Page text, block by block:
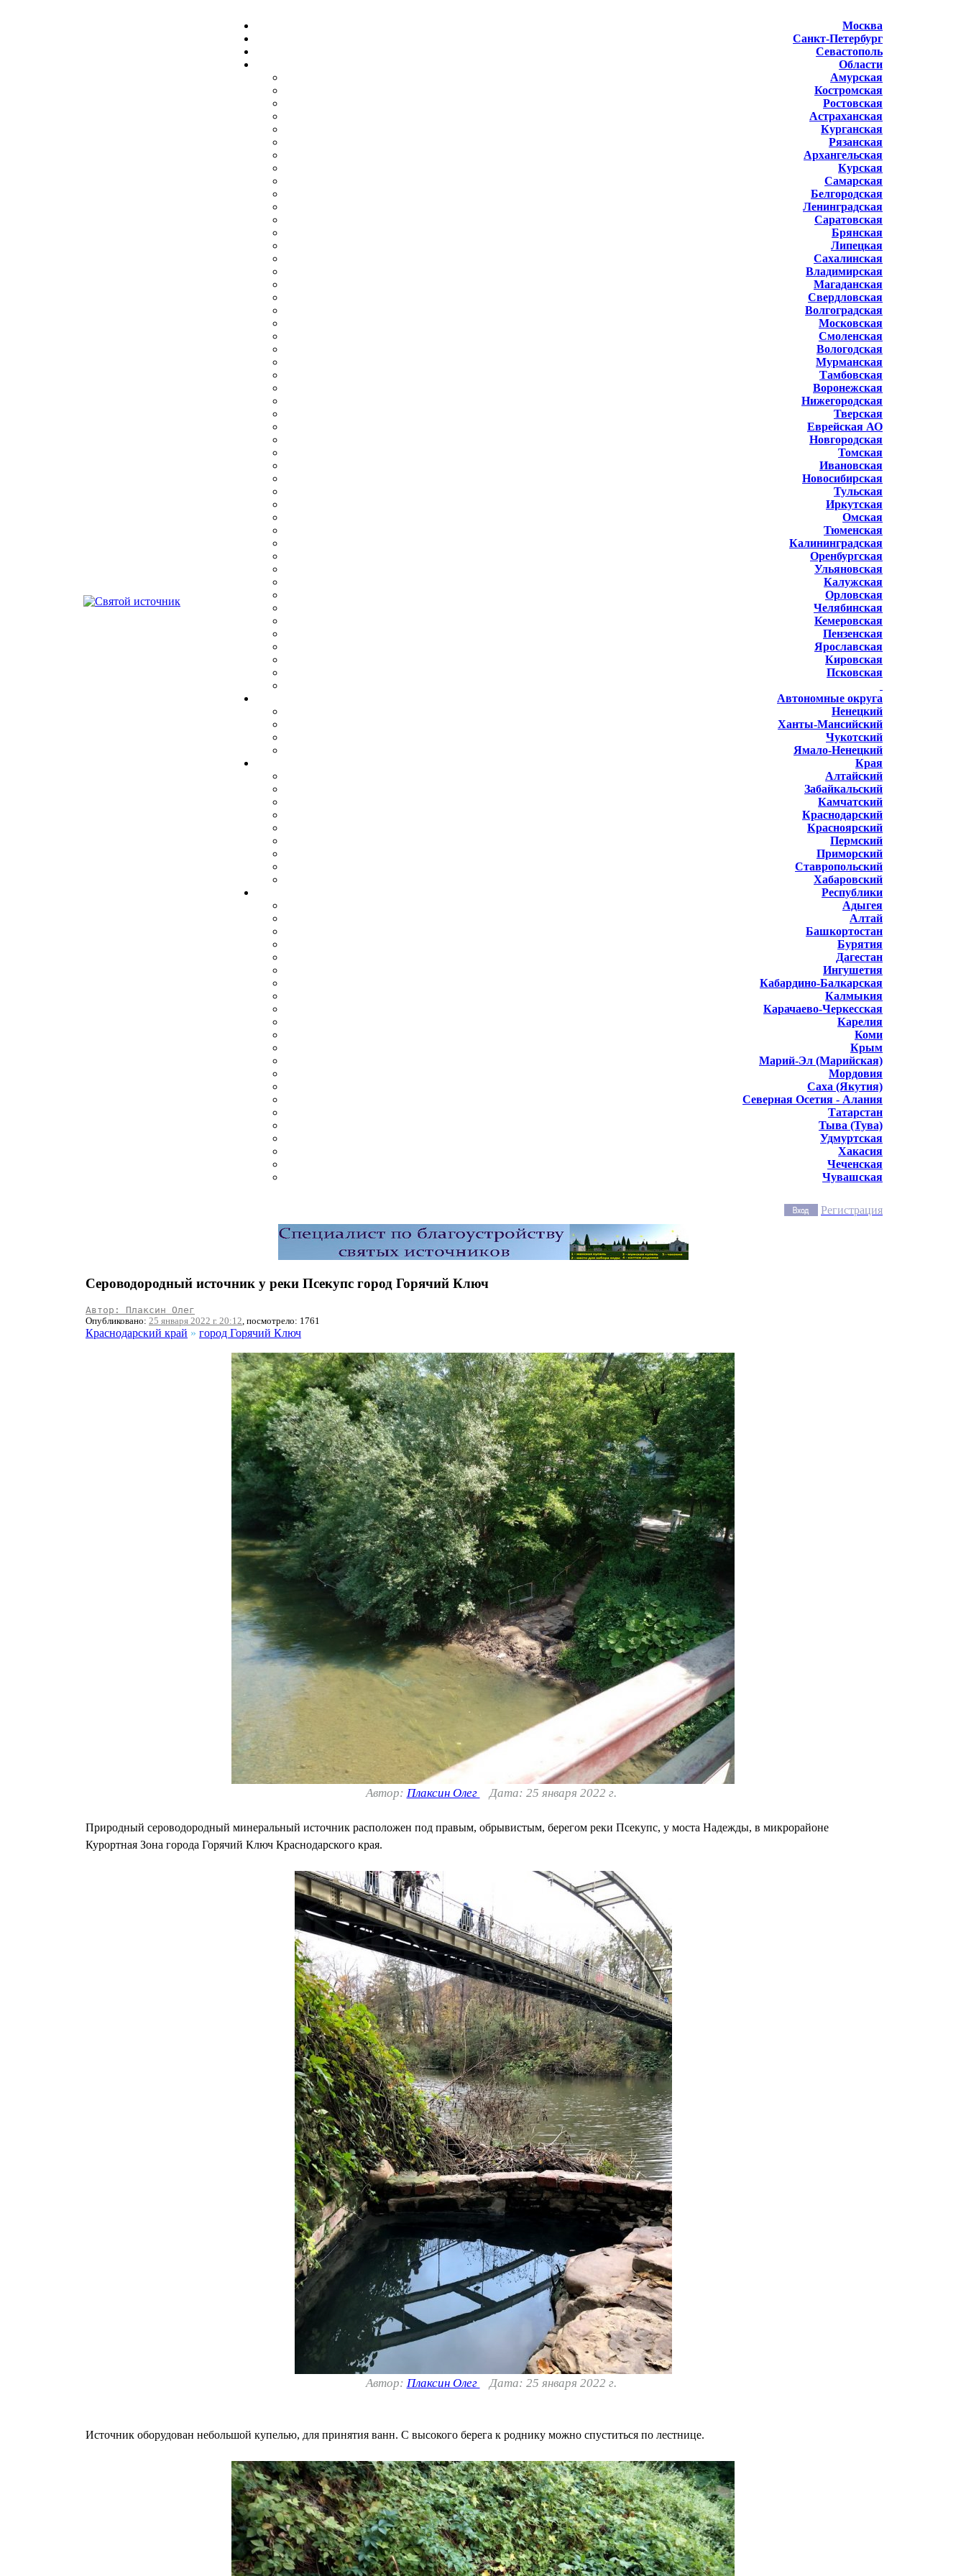
Москва
Санкт-Петербург
Севастополь
Области
Амурская
Костромская
Ростовская
Астраханская
Курганская
Рязанская
Архангельская
Курская
Самарская
Белгородская
Ленинградская
Саратовская
Брянская
Липецкая
Сахалинская
Владимирская
Магаданская
Свердловская
Волгоградская
Московская
Смоленская
Вологодская
Мурманская
Тамбовская
Воронежская
Нижегородская
Тверская
Еврейская АО
Новгородская
Томская
Ивановская
Новосибирская
Тульская
Иркутская
Омская
Тюменская
Калининградская
Оренбургская
Ульяновская
Калужская
Орловская
Челябинская
Кемеровская
Пензенская
Ярославская
Кировская
Псковская
Автономные округа
Ненецкий
Ханты-Мансийский
Чукотский
Ямало-Ненецкий
Края
Алтайский
Забайкальский
Камчатский
Краснодарский
Красноярский
Пермский
Приморский
Ставропольский
Хабаровский
Республики
Адыгея
Алтай
Башкортостан
Бурятия
Дагестан
Ингушетия
Кабардино-Балкарская
Калмыкия
Карачаево-Черкесская
Карелия
Коми
Крым
Марий-Эл (Марийская)
Мордовия
Саха (Якутия)
Северная Осетия - Алания
Татарстан
Тыва (Тува)
Удмуртская
Хакасия
Чеченская
Чувашская
Регистрация
Сероводородный источник у реки Псекупс город Горячий Ключ
Автор: Плаксин Олег
Опубликовано: 25 января 2022 г. 20:12, посмотрело: 1761
Краснодарский край » город Горячий Ключ
Автор: Плаксин Олег Дата: 25 января 2022 г.
Природный сероводородный минеральный источник расположен под правым, обрывистым, берегом реки Псекупс, у моста Надежды, в микрорайоне
Курортная Зона города Горячий Ключ Краснодарского края.
Автор: Плаксин Олег Дата: 25 января 2022 г.
Источник оборудован небольшой купелью, для принятия ванн. С высокого берега к роднику можно спуститься по лестнице.